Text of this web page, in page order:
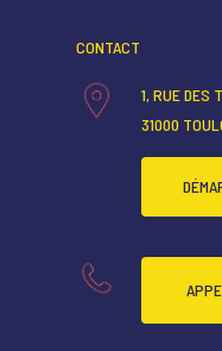
CONTACT
1, RUE DES
31000